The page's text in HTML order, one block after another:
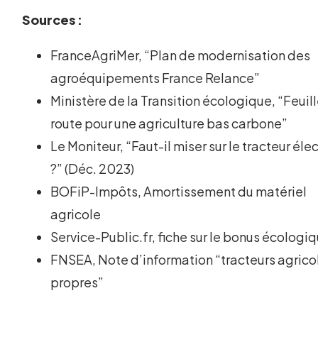
Sources :
FranceAgriMer, “Plan de modernisation des
agroéquipements France Relance”
Ministère de la Transition écologique,
route pour une agriculture bas carbone”
Le Moniteur, “Faut-il miser sur le tracteur
?” (Déc. 2023)
BOFiP-Impôts, Amortissement du matériel
agricole
Service-Public.fr, fiche sur le bonus
FNSEA, Note d’information “tracteurs
propres”